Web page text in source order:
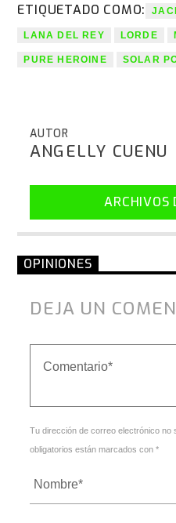
ETIQUETADO COMO:
LANA DEL REY LORDE
PURE HEROINE SOLAR
AUTOR
ANGELLY CUENU
ARCHIVOS
OPINIONES
DEJA UN
Tu dirección de correo electrónico no
obligatorios están marcados con *